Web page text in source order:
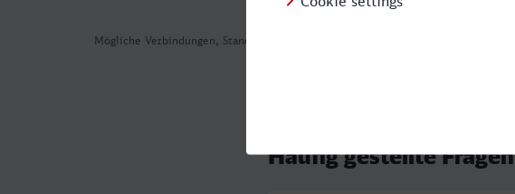
Mögliche Verbindungen, Stand: 2026-08-05 05:40
Häufig gestellte Fragen